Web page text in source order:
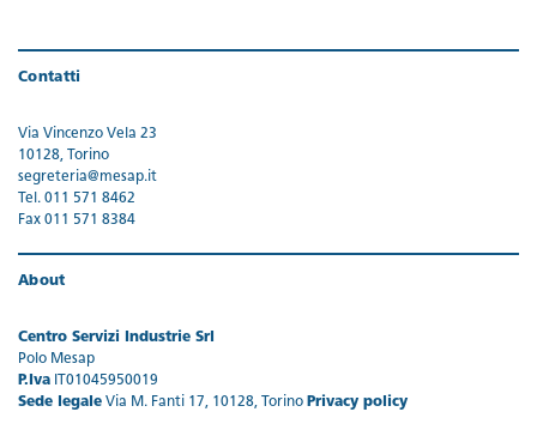
Contatti
Via Vincenzo Vela 23
10128, Torino
segreteria@mesap.it
Tel. 011 571 8462
Fax 011 571 8384
About
Centro Servizi Industrie Srl
Polo Mesap
P.Iva IT01045950019
Sede legale Via M. Fanti 17, 10128, Torino Privacy policy